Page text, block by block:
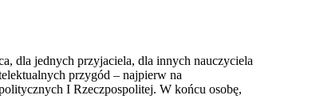
dla jednych przyjaciela, dla innych nauczyciela
przygód – najpierw na
I Rzeczpospolitej. W końcu osobę,